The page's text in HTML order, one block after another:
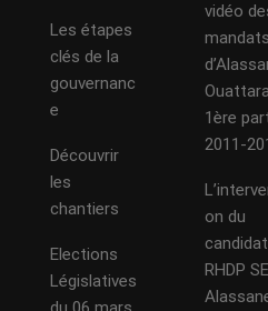
Les étapes
clés de la
gouvernanc
e
Découvrir
les
chantiers
Elections
Législatives
vidéo
mandats
Ouattara
1ère
2011-
on du
RHDP